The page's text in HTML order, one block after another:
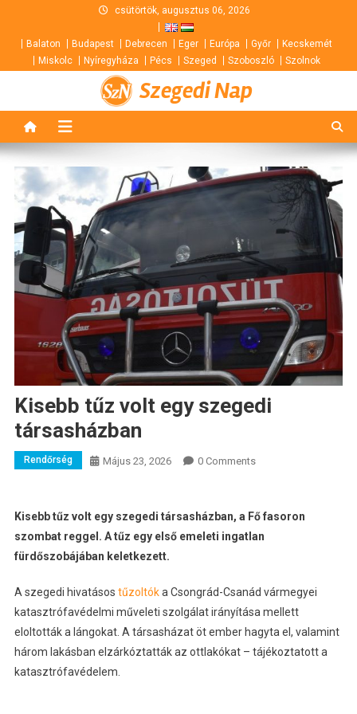
content
csütörtök, augusztus 06, 2026
Balaton Budapest Debrecen Eger Európa Győr
Kecskemét
Miskolc
Nyíregyháza Pécs Szeged Szoboszló Szolnok
Szegedi Nap
Kisebb tűz volt egy szegedi
társasházban
Rendőrség Május 23, 2026 0 Comments
Kisebb tűz volt egy szegedi társasházban, a Fő fasoron
szombat reggel. A tűz egy első emeleti ingatlan
fürdőszobájában keletkezett.
A szegedi hivatásos tűzoltóka Csongrád-Csanád vármegyei
katasztrófavédelmi műveleti szolgálat irányítása mellett
eloltották a lángokat. A társasházat öt ember hagyta el, valamint
három lakásban elzárkóztatták az ottlakókat – tájékoztatott a
katasztrófavédelem.